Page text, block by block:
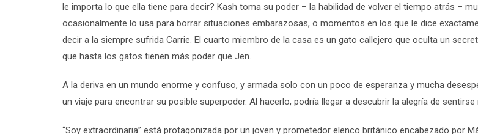
le importa lo que ella tiene para decir? Kash toma su poder – la habilidad de volver el tiempo atrás –
ocasionalmente lo usa para borrar situaciones embarazosas, o momentos en los que le dice
decir a la siempre sufrida Carrie. El cuarto miembro de la casa es un gato callejero que oculta un
que hasta los gatos tienen más poder que Jen.
A la deriva en un mundo enorme y confuso, y armada solo con un poco de esperanza y mucha
un viaje para encontrar su posible superpoder. Al hacerlo, podría llegar a descubrir la alegría de
“Soy extraordinaria” está protagonizada por un joven y prometedor elenco británico encabezado por